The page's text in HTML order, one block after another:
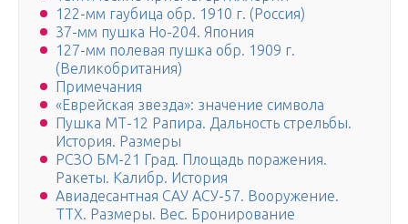
122-мм гаубица обр. 1910 г. (Россия)
37-мм пушка Ho-204. Япония
127-мм полевая пушка обр. 1909 г.
(Великобритания)
Примечания
«Еврейская звезда»: значение символа
Пушка МТ-12 Рапира. Дальность стрельбы.
История. Размеры
РСЗО БМ-21 Град. Площадь поражения.
Ракеты. Калибр. История
Авиадесантная САУ АСУ-57. Вооружение.
ТТХ. Размеры. Вес. Бронирование